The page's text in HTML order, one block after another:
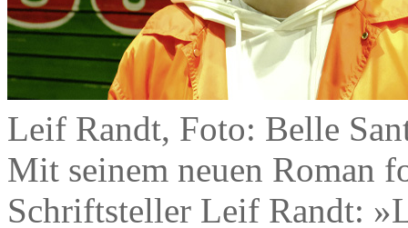
Leif Randt, Foto: Belle
Mit seinem neuen Roman
Schriftsteller Leif Randt: